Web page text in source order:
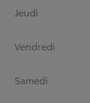
Jeudi
Vendredi
Samedi